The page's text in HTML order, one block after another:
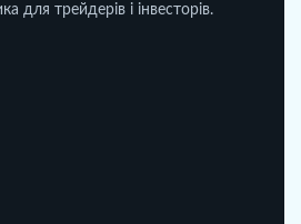
для трейдерів і інвесторів.